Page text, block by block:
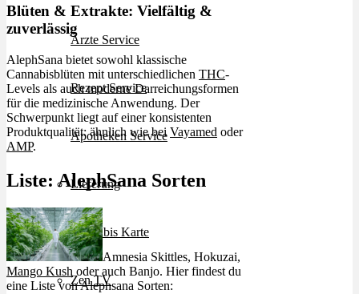
Ärzte Service
Rezept Service
Apotheken Service
Lieferung
Cannabis Karte
Zen TV
Blüten & Extrakte: Vielfältig &
zuverlässig
AlephSana bietet sowohl klassische
Cannabisblüten mit unterschiedlichen THC-
Levels als auch moderne Darreichungsformen
für die medizinische Anwendung. Der
Schwerpunkt liegt auf einer konsistenten
Produktqualität: ähnlich wie beiVayamed oder
AMP.
Liste: AlephSana Sorten
Amnesia Skittles, Hokuzai,
Mango Kush oder auch Banjo. Hier findest du
eine Liste von Alephsana Sorten: